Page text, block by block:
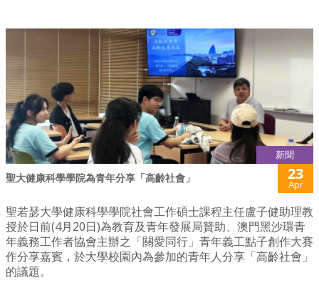
新聞
聖大健康科學學院為青年分享「高齡社會」 23
Apr
聖若瑟大學健康科學學院社會工作碩士課程主任盧子健助理教
授於日前(4月20日)為教育及青年發展局贊助、澳門黑沙環青
年義務工作者協會主辦之「關愛同行」青年義工點子創作大賽
作分享嘉賓，於大學校園內為參加的青年人分享「高齡社會」
的議題。